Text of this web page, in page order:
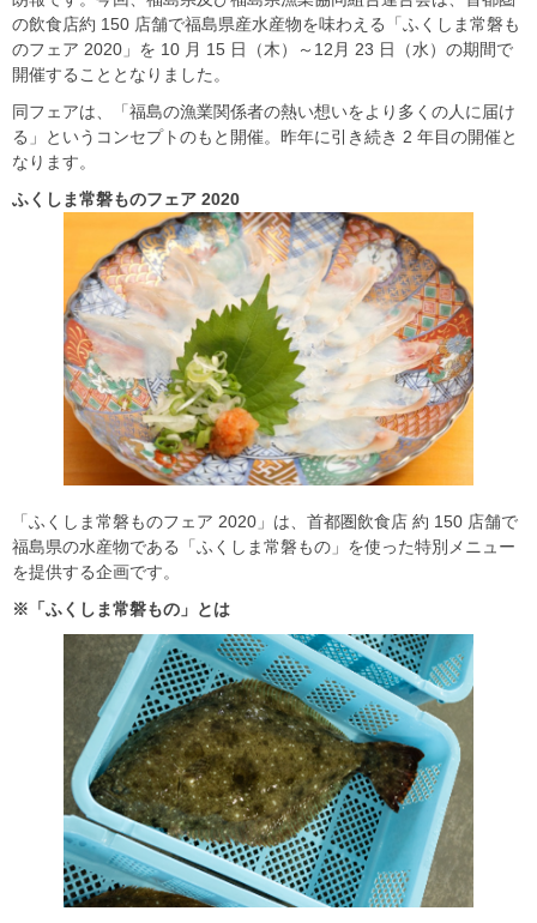
の飲食店約 150 店舗で福島県産水産物を味わえる「ふくしま常磐も
のフェア 2020」を 10 月 15 日（木）～12月 23 日（水）の期間で
開催することとなりました。
同フェアは、「福島の漁業関係者の熱い想いをより多くの人に届け
る」というコンセプトのもと開催。昨年に引き続き 2 年目の開催と
なります。
ふくしま常磐ものフェア 2020
「ふくしま常磐ものフェア 2020」は、首都圏飲食店 約 150 店舗で
福島県の水産物である「ふくしま常磐もの」を使った特別メニュー
を提供する企画です。
※「ふくしま常磐もの」とは